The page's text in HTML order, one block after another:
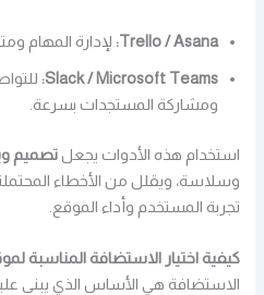
Trello / Asana: لإدارة المهام
Slack / Microsoft Teams:
ومشاركة المستجدات بسرعة.
استخدام هذه الأدوات يجعلتصميم
وسلاسة، ويقلل من الأخطاء
تجربة المستخدم وأداء الموقع.
كيفية اختيار الاستضافة المناسبة
الاستضافة هي الأساس الذي يبنى